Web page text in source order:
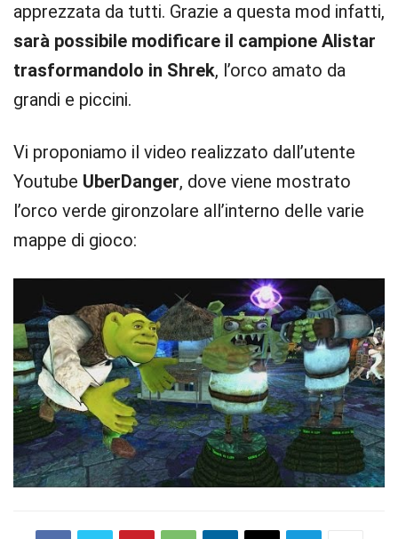
apprezzata da tutti. Grazie a questa mod infatti,
sarà possibile modificare il campione Alistar
trasformandolo in Shrek, l’orco amato da
grandi e piccini.
Vi proponiamo il video realizzato dall’utente
Youtube UberDanger, dove viene mostrato
l’orco verde gironzolare all’interno delle varie
mappe di gioco: